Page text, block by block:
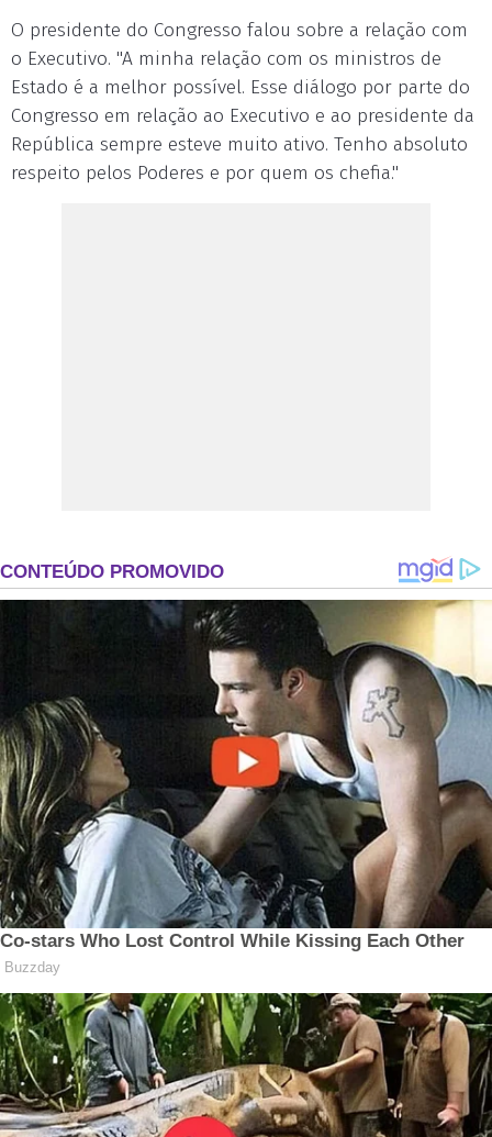
O presidente do Congresso falou sobre a relação com
o Executivo. "A minha relação com os ministros de
Estado é a melhor possível. Esse diálogo por parte do
Congresso em relação ao Executivo e ao presidente da
República sempre esteve muito ativo. Tenho absoluto
respeito pelos Poderes e por quem os chefia."